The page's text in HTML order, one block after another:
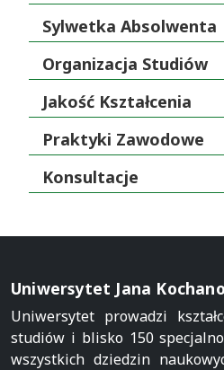
Sylwetka Absolwenta
Organizacja Studiów
Jakość Kształcenia
Praktyki Zawodowe
Konsultacje
Uniwersytet Jana
Uniwersytet prowadzi
studiów i blisko 150
wszystkich dziedzin